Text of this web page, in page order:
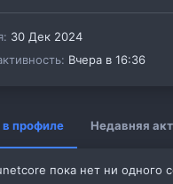
30 Дек 2024
Вчера в 16:36
профиле Недавняя
пока нет ни одного